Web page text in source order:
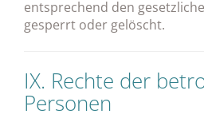
entsprechend den
gesperrt oder gelöscht.
IX. Rechte der
Personen